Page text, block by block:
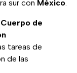
sur con México.
de
tareas de
de las